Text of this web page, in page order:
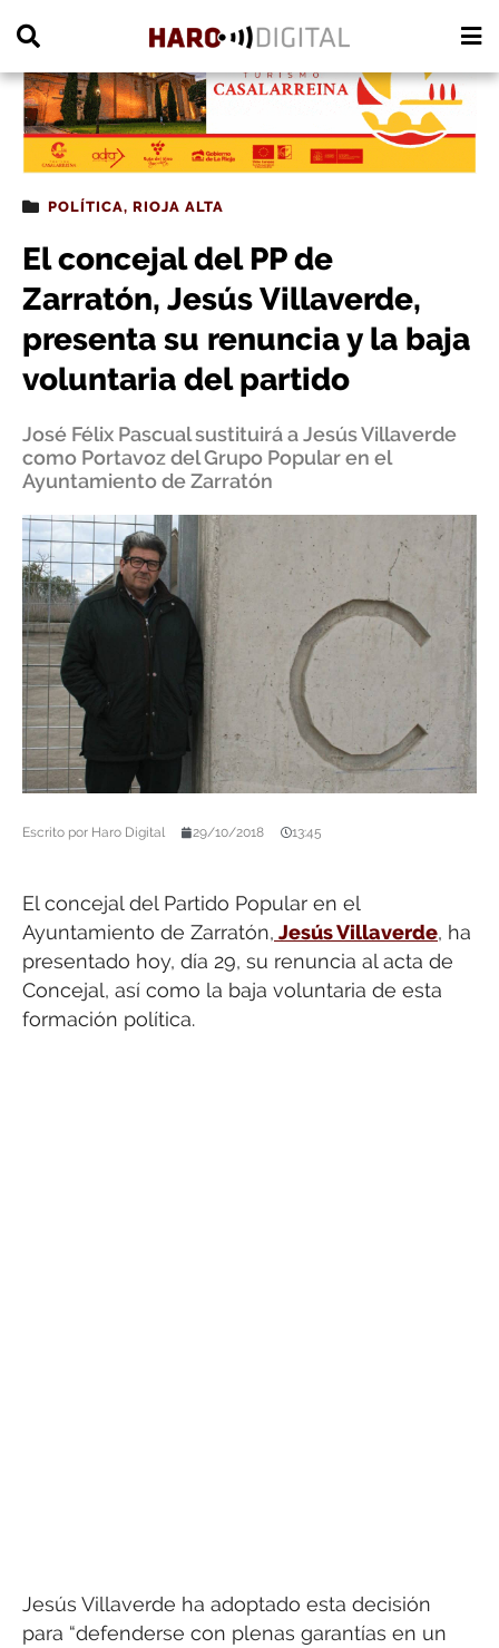
POLÍTICA, RIOJA ALTA
El concejal del PP de
Zarratón, Jesús Villaverde,
presenta su renuncia y la baja
voluntaria del partido
José Félix Pascual sustituirá a Jesús Villaverde
como Portavoz del Grupo Popular en el
Ayuntamiento de Zarratón
Escrito por Haro Digital 29/10/2018 13:45
El concejal del Partido Popular en el
Ayuntamiento de Zarratón, Jesús Villaverde, ha
presentado hoy, día 29, su renuncia al acta de
Concejal, así como la baja voluntaria de esta
formación política.
Jesús Villaverde ha adoptado esta decisión
para “defenderse con plenas garantías en un